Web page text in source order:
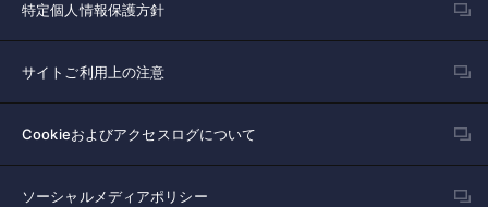
特定個人情報保護方針
サイトご利用上の注意
Cookieおよびアクセスログについて
ソーシャルメディアポリシー